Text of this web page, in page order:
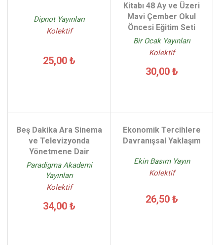
Dipnot Yayınları
Kolektif
25,00 ₺
Kitabı 48 Ay ve Üzeri
Mavi Çember Okul
Öncesi Eğitim Seti
Bir Ocak Yayınları
Kolektif
30,00 ₺
Beş Dakika Ara Sinema
ve Televizyonda
Yönetmene Dair
Paradigma Akademi
Yayınları
Kolektif
34,00 ₺
Ekonomik Tercihlere
Davranışsal Yaklaşım
Ekin Basım Yayın
Kolektif
26,50 ₺